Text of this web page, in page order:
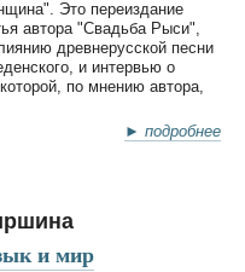
Это переиздание
автора "Свадьба Рыси",
древнерусской песни
и интервью о
по мнению автора,
► подробнее
и мир